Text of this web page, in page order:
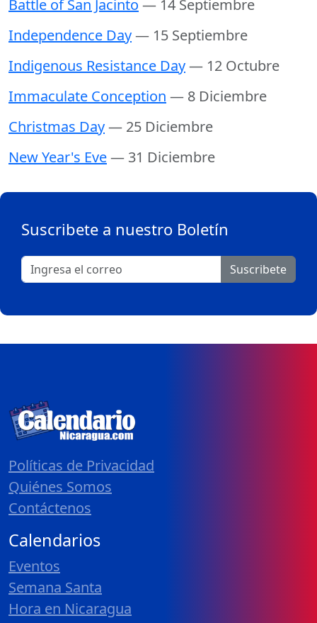
Battle of San Jacinto — 14 Septiembre
Independence Day— 15 Septiembre
Indigenous Resistance Day— 12 Octubre
Immaculate Conception — 8 Diciembre
Christmas Day— 25 Diciembre
New Year's Eve— 31 Diciembre
Suscribete a nuestro Boletín
Suscribete
Políticas de Privacidad
Quiénes Somos
Contáctenos
Calendarios
Eventos
Semana Santa
Hora en Nicaragua